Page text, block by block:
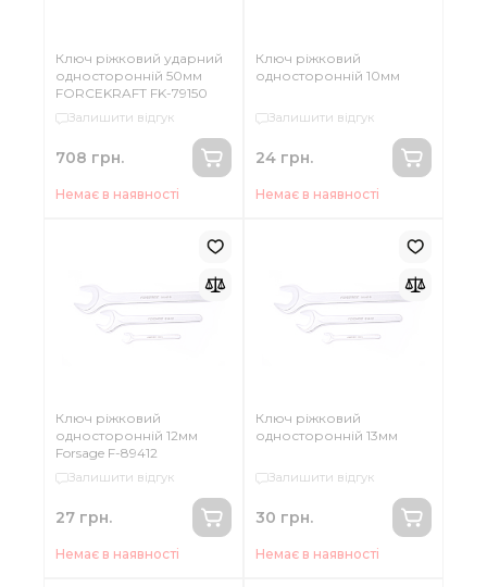
Ключ ріжковий ударний
односторонній 50мм
FORCEKRAFT FK-79150
Залишити відгук
708 грн.
Немає в наявності
Ключ ріжковий
односторонній 10мм
Залишити відгук
24 грн.
Немає в наявності
Ключ ріжковий
односторонній 12мм
Forsage F-89412
Залишити відгук
27 грн.
Немає в наявності
Ключ ріжковий
односторонній 13мм
Залишити відгук
30 грн.
Немає в наявності